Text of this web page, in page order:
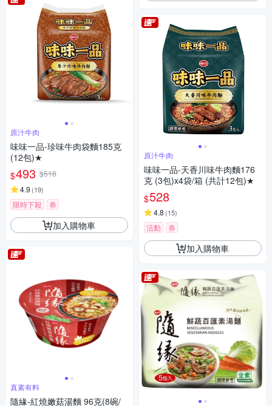
原汁牛肉
味味一品-珍味牛肉袋麵185克
(12包)★
$493 $518
4.9 (19)
限時下殺 券
加入購物車
真素有料
隨緣-紅燒嫩菇湯麵 96克(8碗/
原汁牛肉
味味一品-天香川味牛肉麵176
克 (3包)x4袋/箱 (共計12包)★
$528
4.8 (15)
活動 券
加入購物車